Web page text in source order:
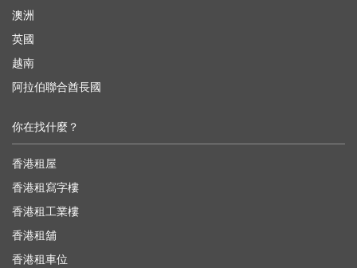
澳洲
英國
越南
阿拉伯聯合酋長國
你在找什麼？
香港租屋
香港租寫字樓
香港租工業樓
香港租舖
香港租車位